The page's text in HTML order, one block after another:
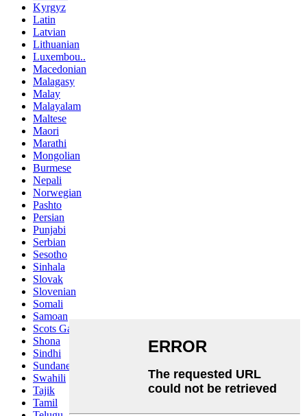
Kyrgyz
Latin
Latvian
Lithuanian
Luxembou..
Macedonian
Malagasy
Malay
Malayalam
Maltese
Maori
Marathi
Mongolian
Burmese
Nepali
Norwegian
Pashto
Persian
Punjabi
Serbian
Sesotho
Sinhala
Slovak
Slovenian
Somali
Samoan
Scots Gaelic
Shona
Sindhi
Sundanese
Swahili
Tajik
Tamil